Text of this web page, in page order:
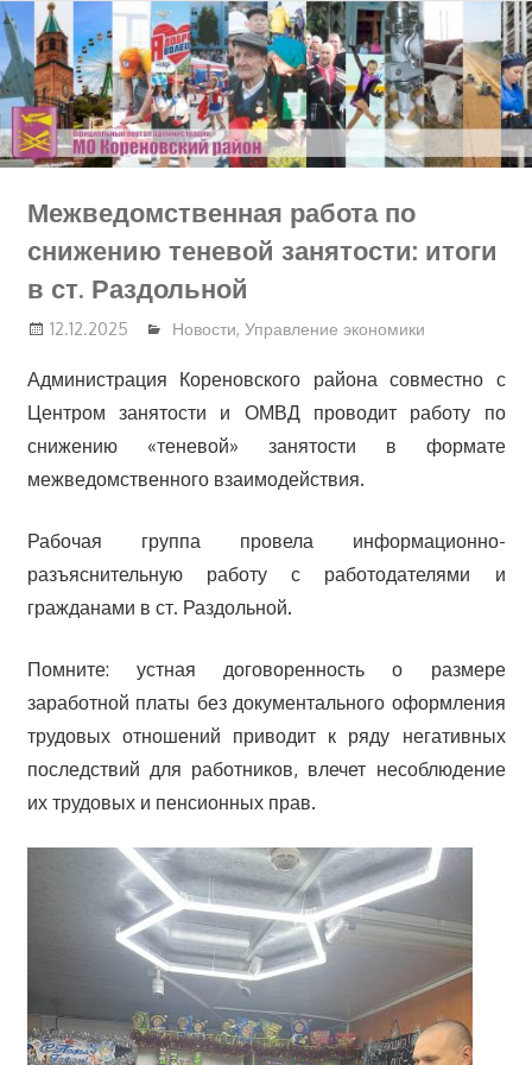
Перейти
к
содержимому
Межведомственная работа по
снижению теневой занятости: итоги
в ст. Раздольной
12.12.2025 Новости, Управление экономики
Администрация Кореновского района совместно с
Центром занятости и ОМВД проводит работу по
снижению «теневой» занятости в формате
межведомственного взаимодействия.
Рабочая группа провела информационно-
разъяснительную работу с работодателями и
гражданами в ст. Раздольной.
Помните: устная договоренность о размере
заработной платы без документального оформления
трудовых отношений приводит к ряду негативных
последствий для работников, влечет несоблюдение
их трудовых и пенсионных прав.